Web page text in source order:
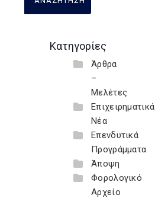
Κατηγορίες
Άρθρα
–
Μελέτες
Επιχειρηματικά
Νέα
Επενδυτικά
Προγράμματα
Άποψη
Φορολογικό
Αρχείο